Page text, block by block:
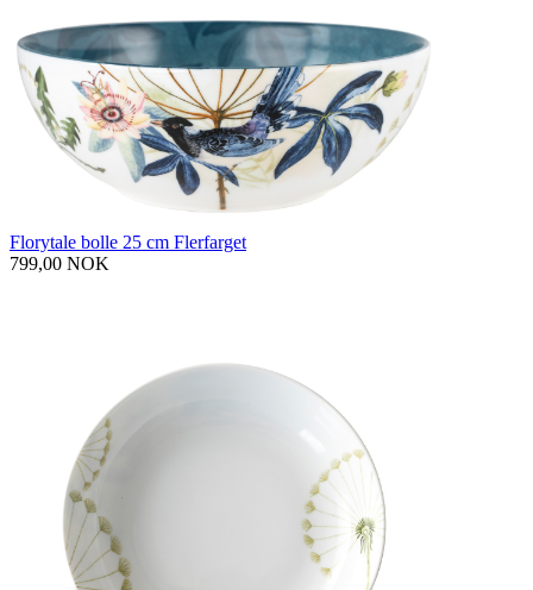
Florytale bolle 25 cm Flerfarget
799,00 NOK